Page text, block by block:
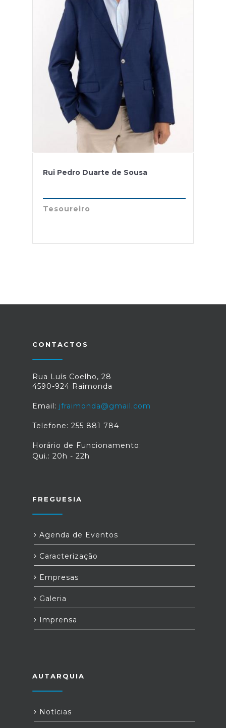
Rui Pedro Duarte de Sousa
Tesoureiro
CONTACTOS
Rua Luís Coelho, 28
4590-924 Raimonda
Email: jfraimonda@gmail.com
Telefone: 255 881 784
Horário de Funcionamento:
Qui.: 20h - 22h
FREGUESIA
Agenda de Eventos
Caracterização
Empresas
Galeria
Imprensa
AUTARQUIA
Notícias